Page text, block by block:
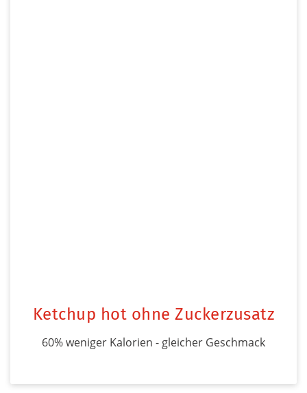
Ketchup hot ohne Zuckerzusatz
60% weniger Kalorien - gleicher Geschmack